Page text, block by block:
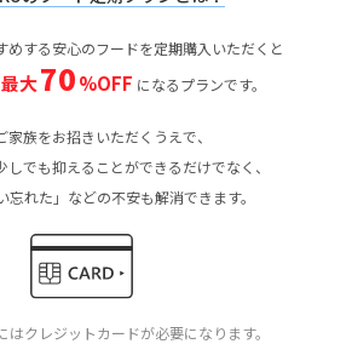
めする安心のフードを定期購入いただくと
最大70%OFF になるプランです。
家族をお招きいただくうえで、
でも抑えることができるだけでなく、
忘れた」などの不安も解消できます。
クレジットカードが必要になります。